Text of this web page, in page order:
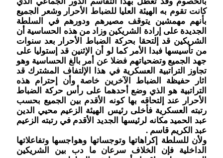
كانت تقوم به الهيئة العليا للضباط الأحرار وشعر الجميع
بأنهم مهمشين يتوقف مصيرهم ودورهم في السلطة
الجديدة على إرادة الشريكين وزاد من هذه الحساسية أن
الشريكين قد إلتحقا بحركة الضباط الأحرار بعد سنوات
من تأسيسها فبدا الأمر كما لو أن الإثنين قد إستوليا على
جهد الجميع وتضحياتهم فضلا عن أمر بالغ الحساسية وهو
تجاوز التراتبية العسكرية في هذا الإلتفاف المشترك قد
اثار حفيظة الضباط الآخرين خاصة وأن إحترام هذه
التراتبية هو الذي وضع أحدهما على رأس حركة الضباط
الأحرار عند إلتحاقه بها كونه الأقدم بين الجميع بحسب
رتبته العسكرية فأخلى رئيس الهيئة الزعيم محيي الدين
عبد الحميد مكانه لرئيسها الجديد الأقدم في رتبته الزعيم
عبد الكريم قاسم .
ولأن للسلطة إكراهاتها وتوجساتها وهواجسها وتفاعلاتها
الداخلية فإن الخلاف سرعان ما دب بين الشريكين